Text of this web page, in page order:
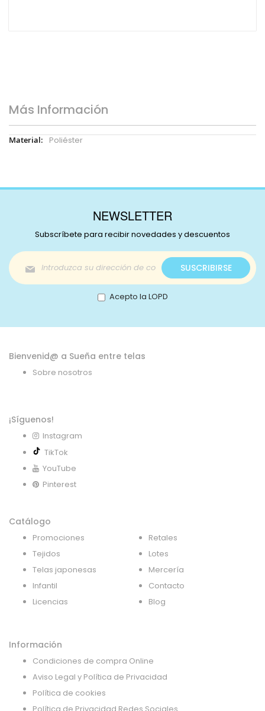
Más Información
Más
Poliéster
NEWSLETTER
Subscríbete para recibir novedades y descuentos
Inscríbase
a
nuestro
boletín
de
SUSCRIBIRSE
Acepto la LOPD
Bienvenid@ a Sueña entre telas
Sobre nosotros
¡Síguenos!
Instagram
TikTok
YouTube
Pinterest
Catálogo
Promociones
Tejidos
Telas japonesas
Infantil
Licencias
Retales
Lotes
Mercería
Contacto
Blog
Información
Condiciones de compra Online
Aviso Legal y Política de Privacidad
Política de cookies